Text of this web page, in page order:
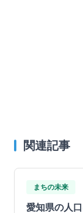
関連記事
まちの未来
愛知県の人